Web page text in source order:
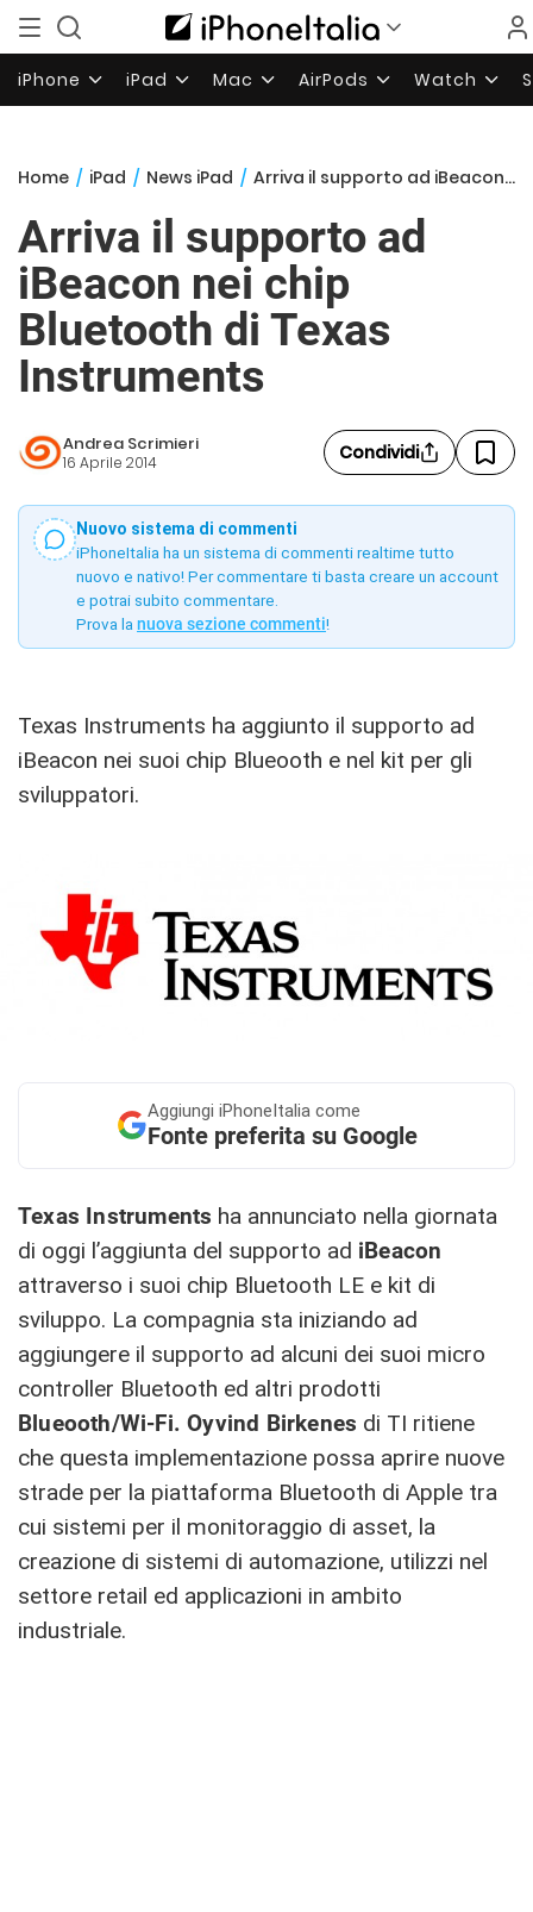
iPhone iPad Mac AirPods Watch
Home / iPad / News iPad / Arriva il supporto ad iBeacon nei chip Bluetooth di Texas Instruments
Arriva il supporto ad
iBeacon nei chip
Bluetooth di Texas
Instruments
Andrea Scrimieri
16 Aprile 2014 Condividi
Nuovo sistema di commenti
iPhoneItalia ha un sistema di commenti realtime tutto
nuovo e nativo! Per commentare ti basta creare un account
e potrai subito commentare.
Prova la nuova sezione commenti!
Texas Instruments ha aggiunto il supporto ad
iBeacon nei suoi chip Blueooth e nel kit per gli
sviluppatori.
Aggiungi iPhoneItalia come
Fonte preferita su Google
Texas Instruments ha annunciato nella giornata
di oggi l’aggiunta del supporto ad iBeacon
attraverso i suoi chip Bluetooth LE e kit di
sviluppo. La compagnia sta iniziando ad
aggiungere il supporto ad alcuni dei suoi micro
controller Bluetooth ed altri prodotti
Blueooth/Wi-Fi. Oyvind Birkenes di TI ritiene
che questa implementazione possa aprire nuove
strade per la piattaforma Bluetooth di Apple tra
cui sistemi per il monitoraggio di asset, la
creazione di sistemi di automazione, utilizzi nel
settore retail ed applicazioni in ambito
industriale.